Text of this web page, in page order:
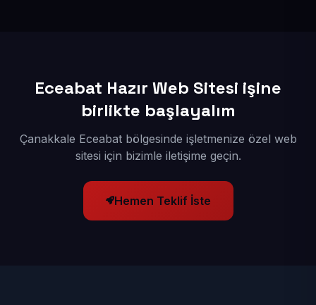
Eceabat Hazır Web Sitesi işine
birlikte başlayalım
Çanakkale Eceabat bölgesinde işletmenize özel web
sitesi için bizimle iletişime geçin.
Hemen Teklif İste